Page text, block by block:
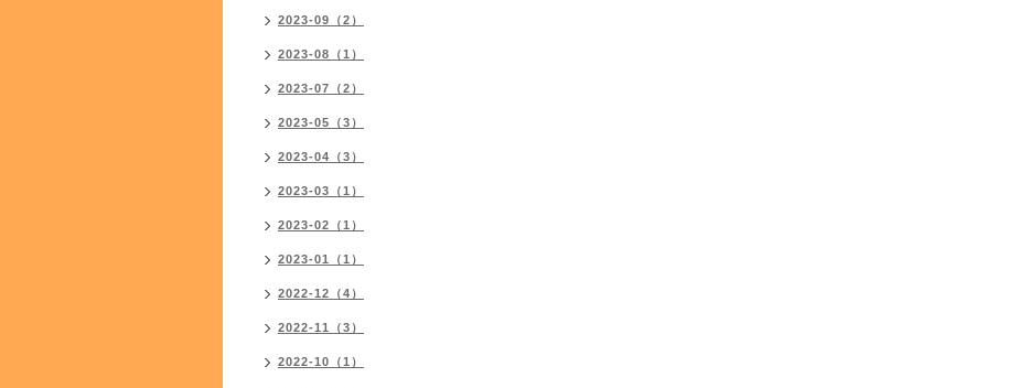
2023-09（2）
2023-08（1）
2023-07（2）
2023-05（3）
2023-04（3）
2023-03（1）
2023-02（1）
2023-01（1）
2022-12（4）
2022-11（3）
2022-10（1）